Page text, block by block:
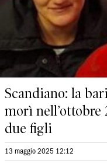
Scandiano: la
morì nell’ottobre
due figli
13 maggio 2025 12:12